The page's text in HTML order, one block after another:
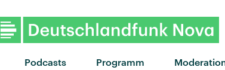
Podcasts Programm
"Kids" von Luna